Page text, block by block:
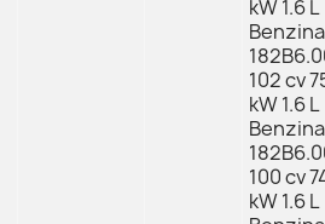
kW 1.6 L
Benzina
102 cv
kW 1.6 L
Benzina
100 cv
kW 1.6 L